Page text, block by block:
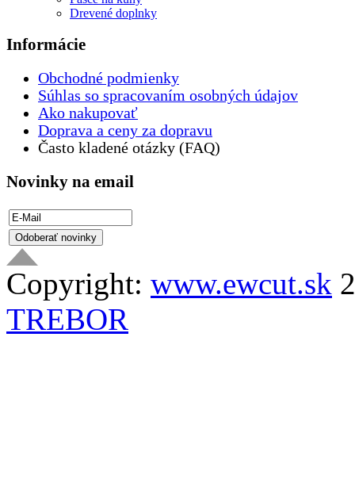
Drevené doplnky
Informácie
Obchodné podmienky
Súhlas so spracovaním osobných údajov
Ako nakupovať
Doprava a ceny za dopravu
Často kladené otázky (FAQ)
Novinky na email
Copyright: www.ewcut.sk
TREBOR